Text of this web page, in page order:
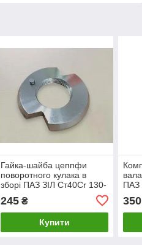
Гайка-шайба цеппфи
поворотного кулака в
зборі ПАЗ ЗІЛ Ст40Cr 130-
245₴
Купити
ПАЗ
350